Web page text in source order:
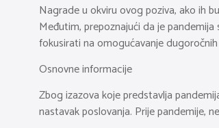
Nagrade u okviru ovog poziva, ako ih
Međutim, prepoznajući da je
fokusirati na omogućavanje dugoročnih
Osnovne informacije
Zbog izazova koje predstavlja
nastavak poslovanja. Prije pandemije,